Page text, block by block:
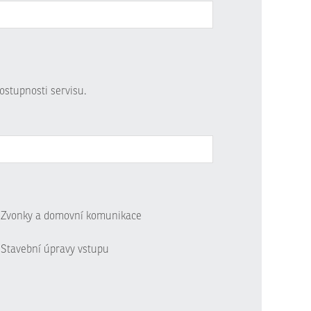
servisu.
Zvonky a domovní komunikace
Stavební úpravy vstupu